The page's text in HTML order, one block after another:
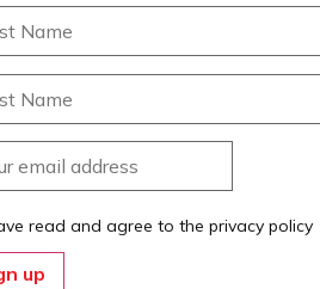
read and agree to the privacy policy